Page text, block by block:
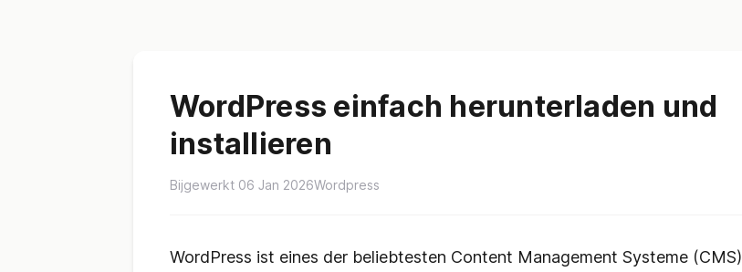
WordPress einfach herunterladen und
installieren
Bijgewerkt 06 Jan 2026Wordpress
WordPress ist eines der beliebtesten Content Management Systeme (CMS)